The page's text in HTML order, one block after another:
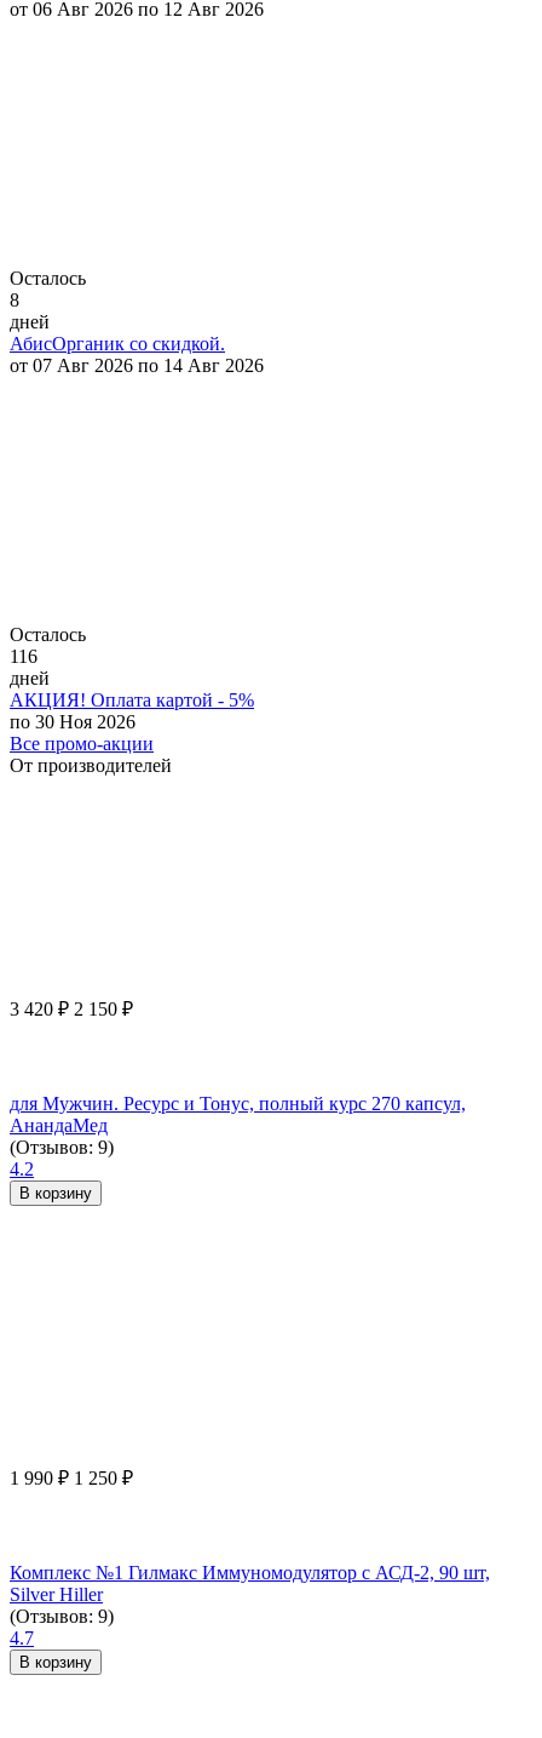
от 06 Авг 2026 по 12 Авг 2026
Осталось
8
дней
АбисОрганик со скидкой.
от 07 Авг 2026 по 14 Авг 2026
Осталось
116
дней
АКЦИЯ! Оплата картой - 5%
по 30 Ноя 2026
Все промо-акции
От производителей
3 420 ₽ 2 150 ₽
для Мужчин. Ресурс и Тонус, полный курс 270 капсул,
АнандаМед
(Отзывов: 9)
4.2
В корзину
1 990 ₽ 1 250 ₽
Комплекс №1 Гилмакс Иммуномодулятор с АСД-2, 90 шт,
Silver Hiller
(Отзывов: 9)
4.7
В корзину